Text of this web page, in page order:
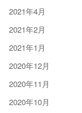
2021年4月
2021年2月
2021年1月
2020年12月
2020年11月
2020年10月